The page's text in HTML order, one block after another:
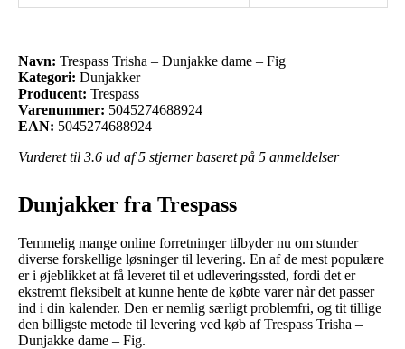
Navn: Trespass Trisha – Dunjakke dame – Fig
Kategori: Dunjakker
Producent: Trespass
Varenummer: 5045274688924
EAN: 5045274688924
Vurderet til 3.6 ud af 5 stjerner baseret på 5 anmeldelser
Dunjakker fra Trespass
Temmelig mange online forretninger tilbyder nu om stunder
diverse forskellige løsninger til levering. En af de mest populære
er i øjeblikket at få leveret til et udleveringssted, fordi det er
ekstremt fleksibelt at kunne hente de købte varer når det passer
ind i din kalender. Den er nemlig særligt problemfri, og tit tillige
den billigste metode til levering ved køb af Trespass Trisha –
Dunjakke dame – Fig.